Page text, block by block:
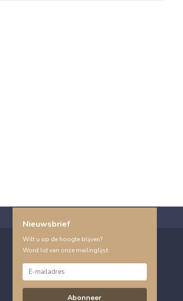
Nieuwsbrief
Wilt u op de hoogte blijven?
Word lid van onze mailinglijst:
Abonneer